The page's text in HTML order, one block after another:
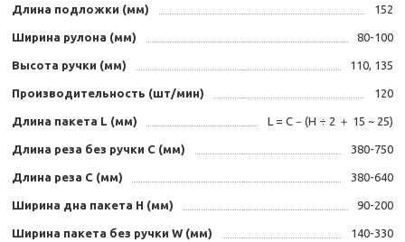
Длина подложки (мм) 152
Ширина рулона (мм) 80-100
Высота ручки (мм) 110, 135
Производительность (шт/мин) 120
Длина пакета L (мм) L = C－(H ÷ 2 ＋ 15 ~ 25)
Длина реза без ручки C (мм) 380-750
Длина реза C (мм) 380-640
Ширина дна пакета H (мм) 90-200
Ширина пакета без ручки W (мм) 140-330